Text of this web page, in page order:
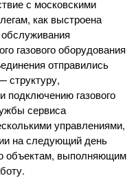
с московскими
как выстроена
обслуживания
газового оборудования
отправились
структуру,
подключению газового
сервиса
управлениями,
на следующий день
объектам, выполняющим